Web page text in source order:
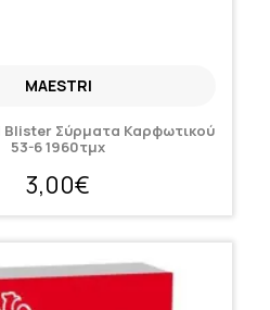
MAESTRI
Blister Σύρματα Καρφωτικού
53-6 1960τμχ
3,00€